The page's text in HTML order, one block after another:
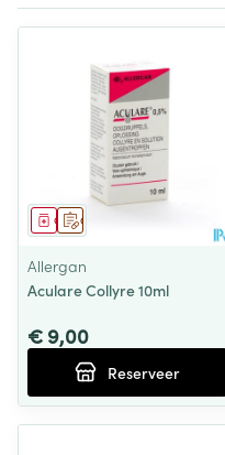
Op voorschrift
Geneesmiddel
Allergan
Aculare Collyre 10ml
€ 9,00
Reserveer